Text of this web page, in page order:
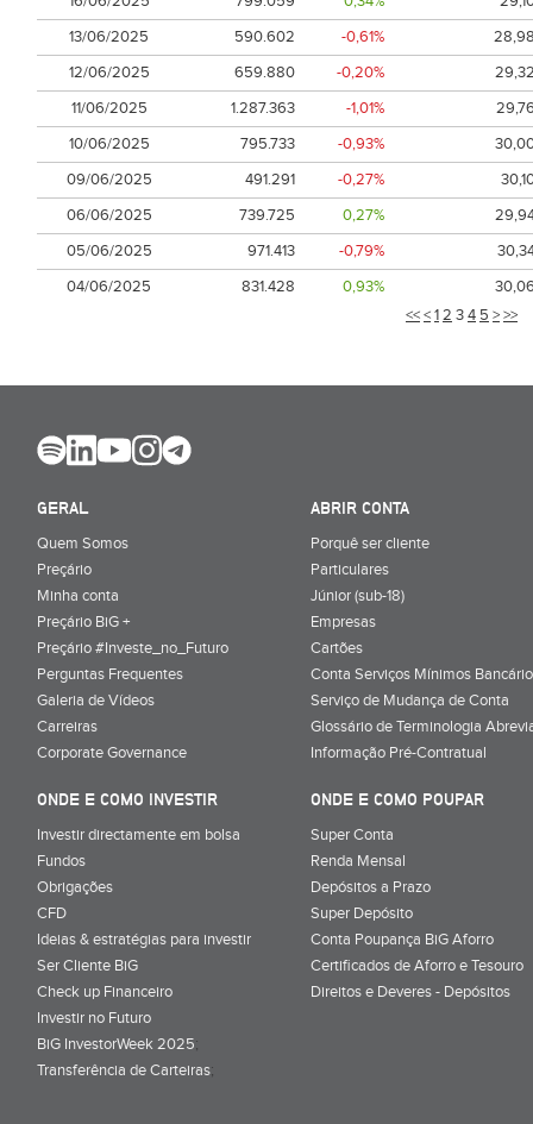
<<<12 34 5 >>>
13/06/2025
590.602 -0,61%
12/06/2025
659.880 -0,20%
11/06/2025
1.287.363 -1,01%
10/06/2025
795.733 -0,93%
09/06/2025
491.291 -0,27%
06/06/2025
739.725 0,27%
05/06/2025
971.413 -0,79%
04/06/2025
831.428 0,93%
GERAL
Quem Somos
Preçário
Minha conta
Preçário BiG +
Preçário #Investe_no_Futuro
Perguntas Frequentes
Galeria de Vídeos
Carreiras
Corporate Governance
ABRIR CONTA
Porquê ser cliente
Particulares
Júnior (sub-18)
Empresas
Cartões
Conta Serviços Mínimos
Serviço de Mudança de Conta
Glossário de Terminologia
Informação Pré-Contratual
ONDE E COMO INVESTIR
Investir directamente em bolsa
Fundos
Obrigações
CFD
Ideias & estratégias para investir
Ser Cliente BiG
Check up Financeiro
Investir no Futuro
BiG InvestorWeek 2025;
Transferência de Carteiras;
ONDE E COMO POUPAR
Super Conta
Renda Mensal
Depósitos a Prazo
Super Depósito
Conta Poupança BiG Aforro
Certificados de Aforro e Tesouro
Direitos e Deveres - Depósitos